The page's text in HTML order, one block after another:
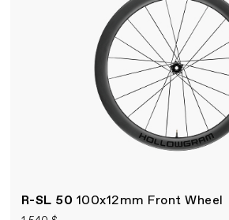
R-SL 50 100x12mm Front Wheel